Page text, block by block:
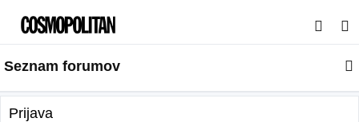
s
a
Seznam forumov
Prijava